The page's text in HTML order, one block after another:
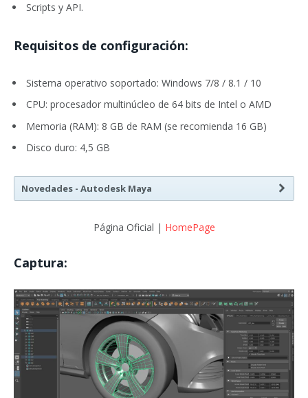
Scripts y API.
Requisitos de configuración:
Sistema operativo soportado: Windows 7/8 / 8.1 / 10
CPU: procesador multinúcleo de 64 bits de Intel o AMD
Memoria (RAM): 8 GB de RAM (se recomienda 16 GB)
Disco duro: 4,5 GB
Novedades - Autodesk Maya
Página Oficial | HomePage
Captura: